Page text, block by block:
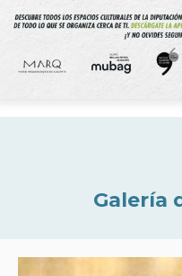
Galería